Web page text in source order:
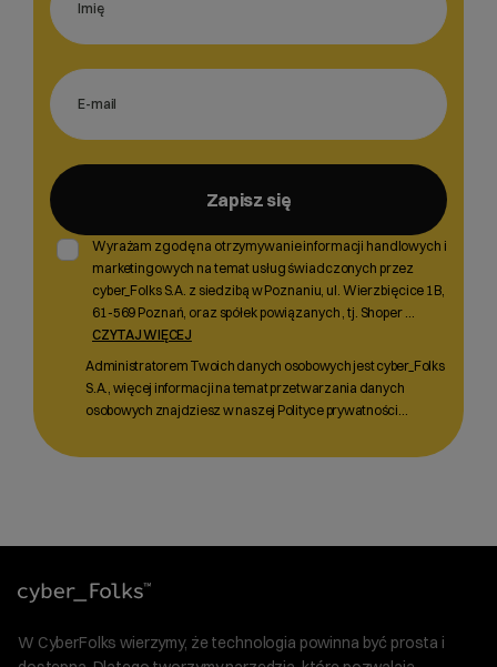
Wyrażam zgodę na otrzymywanie informacji handlowych i
marketingowych na temat usług świadczonych przez
cyber_Folks S.A. z siedzibą w Poznaniu, ul. Wierzbięcice 1B,
61-569 Poznań, oraz spółek powiązanych , tj. Shoper ...
CZYTAJ WIĘCEJ
Administratorem Twoich danych osobowych jest cyber_Folks
S.A., więcej informacji na temat przetwarzania danych
osobowych znajdziesz w naszej Polityce prywatności…
Zapisz się
W CyberFolks wierzymy, że technologia powinna być prosta i